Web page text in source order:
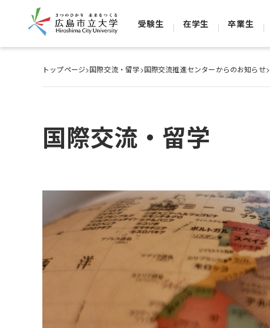
受験生 在学生 卒業生
トップページ>国際交流・留学>国際交流推進センターからのお知らせ>
国際交流・留学